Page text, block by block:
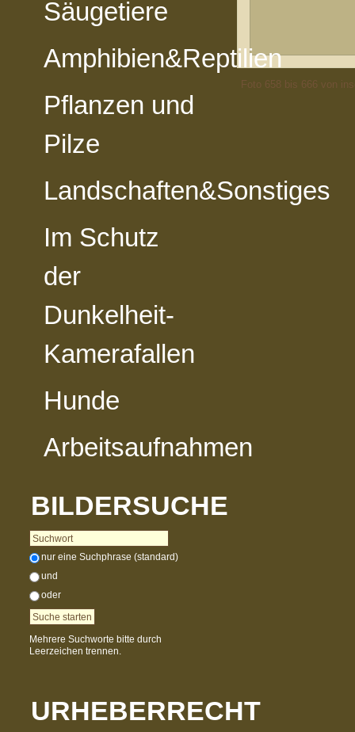
Foto 658 bis 666 von
Säugetiere
Amphibien&Reptilien
Pflanzen und
Pilze
Landschaften&Sonstiges
Im Schutz
der
Dunkelheit-
Kamerafallen
Hunde
Arbeitsaufnahmen
BILDERSUCHE
nur eine Suchphrase (standard)
und
oder
Mehrere Suchworte bitte durch
Leerzeichen trennen.
URHEBERRECHT